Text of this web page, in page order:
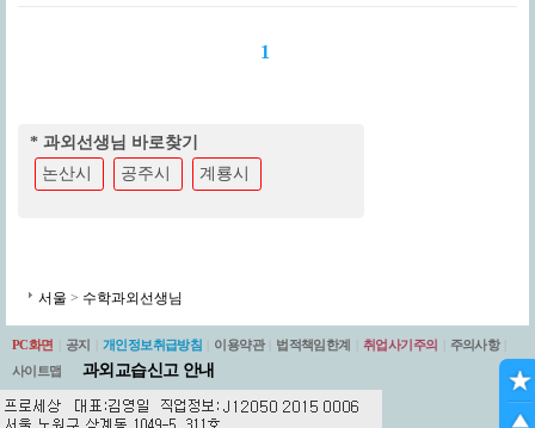
1
* 과외선생님 바로찾기
논산시
공주시 계룡시
서울 > 수학과외선생님
PC화면 공지 개인정보취급방침 이용약관 법적책임한계 취업사기주의 주의사항
사이트맵
과외교습신고 안내